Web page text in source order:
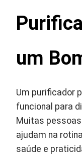
um
Um purificador
funcional para
Muitas
ajudam na
saúde e